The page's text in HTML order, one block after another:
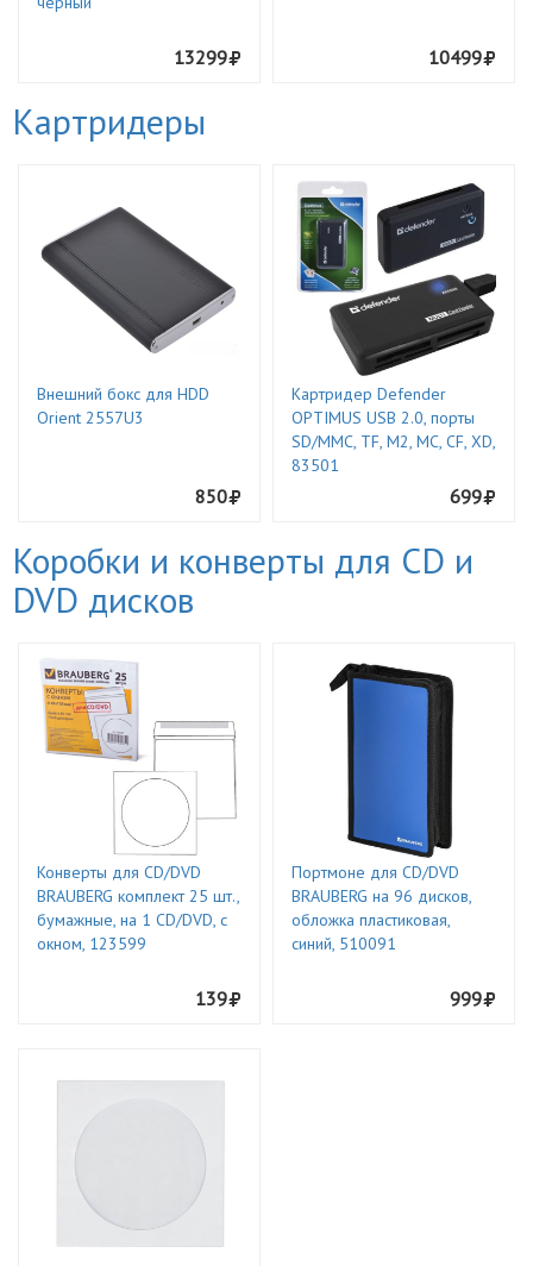
13299 10499
Картридеры
Внешний бокс для HDD
Orient 2557U3
850
Картридер Defender
OPTIMUS USB 2.0, порты
SD/MMC, TF, M2, MC, CF, XD,
83501
699
Коробки и конверты для CD и
DVD дисков
Конверты для CD/DVD
BRAUBERG комплект 25 шт.,
бумажные, на 1 CD/DVD, с
окном, 123599
139
Портмоне для CD/DVD
BRAUBERG на 96 дисков,
обложка пластиковая,
синий, 510091
999